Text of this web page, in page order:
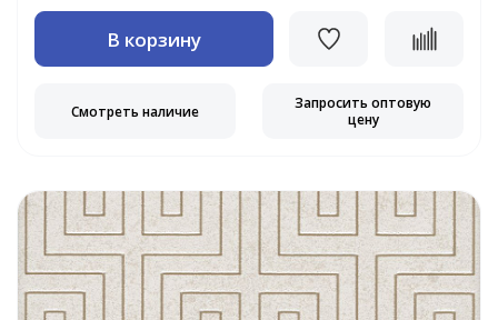
В корзину
Смотреть наличие
Запросить оптовую
цену